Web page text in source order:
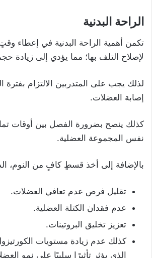
الراحة البدنية
تكمن أهمية الراحة البدنية في إعطاء
لإصلاح التلف بها؛ مما يؤدي إلى زيادة
لذلك يجب على المتدربين الالتزام بفترة
إصابة العضلات.
كذلك ينصح بضرورة الفصل بين أوقات
نفس المجموعة العضلية.
بالإضافة إلى أخذ قسطٍ كافٍ من النوم،
تقليل فرص عدم تعافي العضلات.
عدم فقدان الكتلة العضلية.
تعزيز تخليق البروتينات.
كذلك عدم زيادة مستويات
الذي يؤثر تأثيرًا سلبيًا على نمو